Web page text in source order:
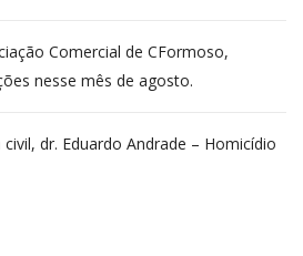
Comercial de CFormoso,
nesse mês de agosto.
dr. Eduardo Andrade – Homicídio